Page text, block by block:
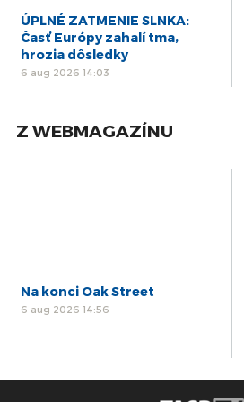
ÚPLNÉ ZATMENIE SLNKA:
Časť Európy zahalí tma,
hrozia dôsledky
6 aug 2026 14:03
Z WEBMAGAZÍNU
Na konci Oak Street
6 aug 2026 14:56